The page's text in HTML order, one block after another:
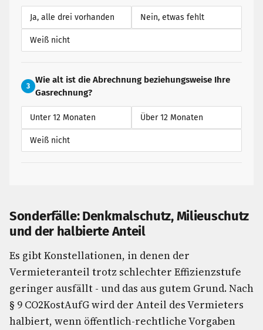
Ja, alle drei vorhanden Nein, etwas fehlt
Weiß nicht
3
Wie alt ist die Abrechnung beziehungsweise Ihre
Gasrechnung?
Unter 12 Monaten Über 12 Monaten
Weiß nicht
Sonderfälle: Denkmalschutz, Milieuschutz
und der halbierte Anteil
Es gibt Konstellationen, in denen der
Vermieteranteil trotz schlechter Effizienzstufe
geringer ausfällt - und das aus gutem Grund. Nach
§ 9 CO2KostAufG wird der Anteil des Vermieters
halbiert, wenn öffentlich-rechtliche Vorgaben